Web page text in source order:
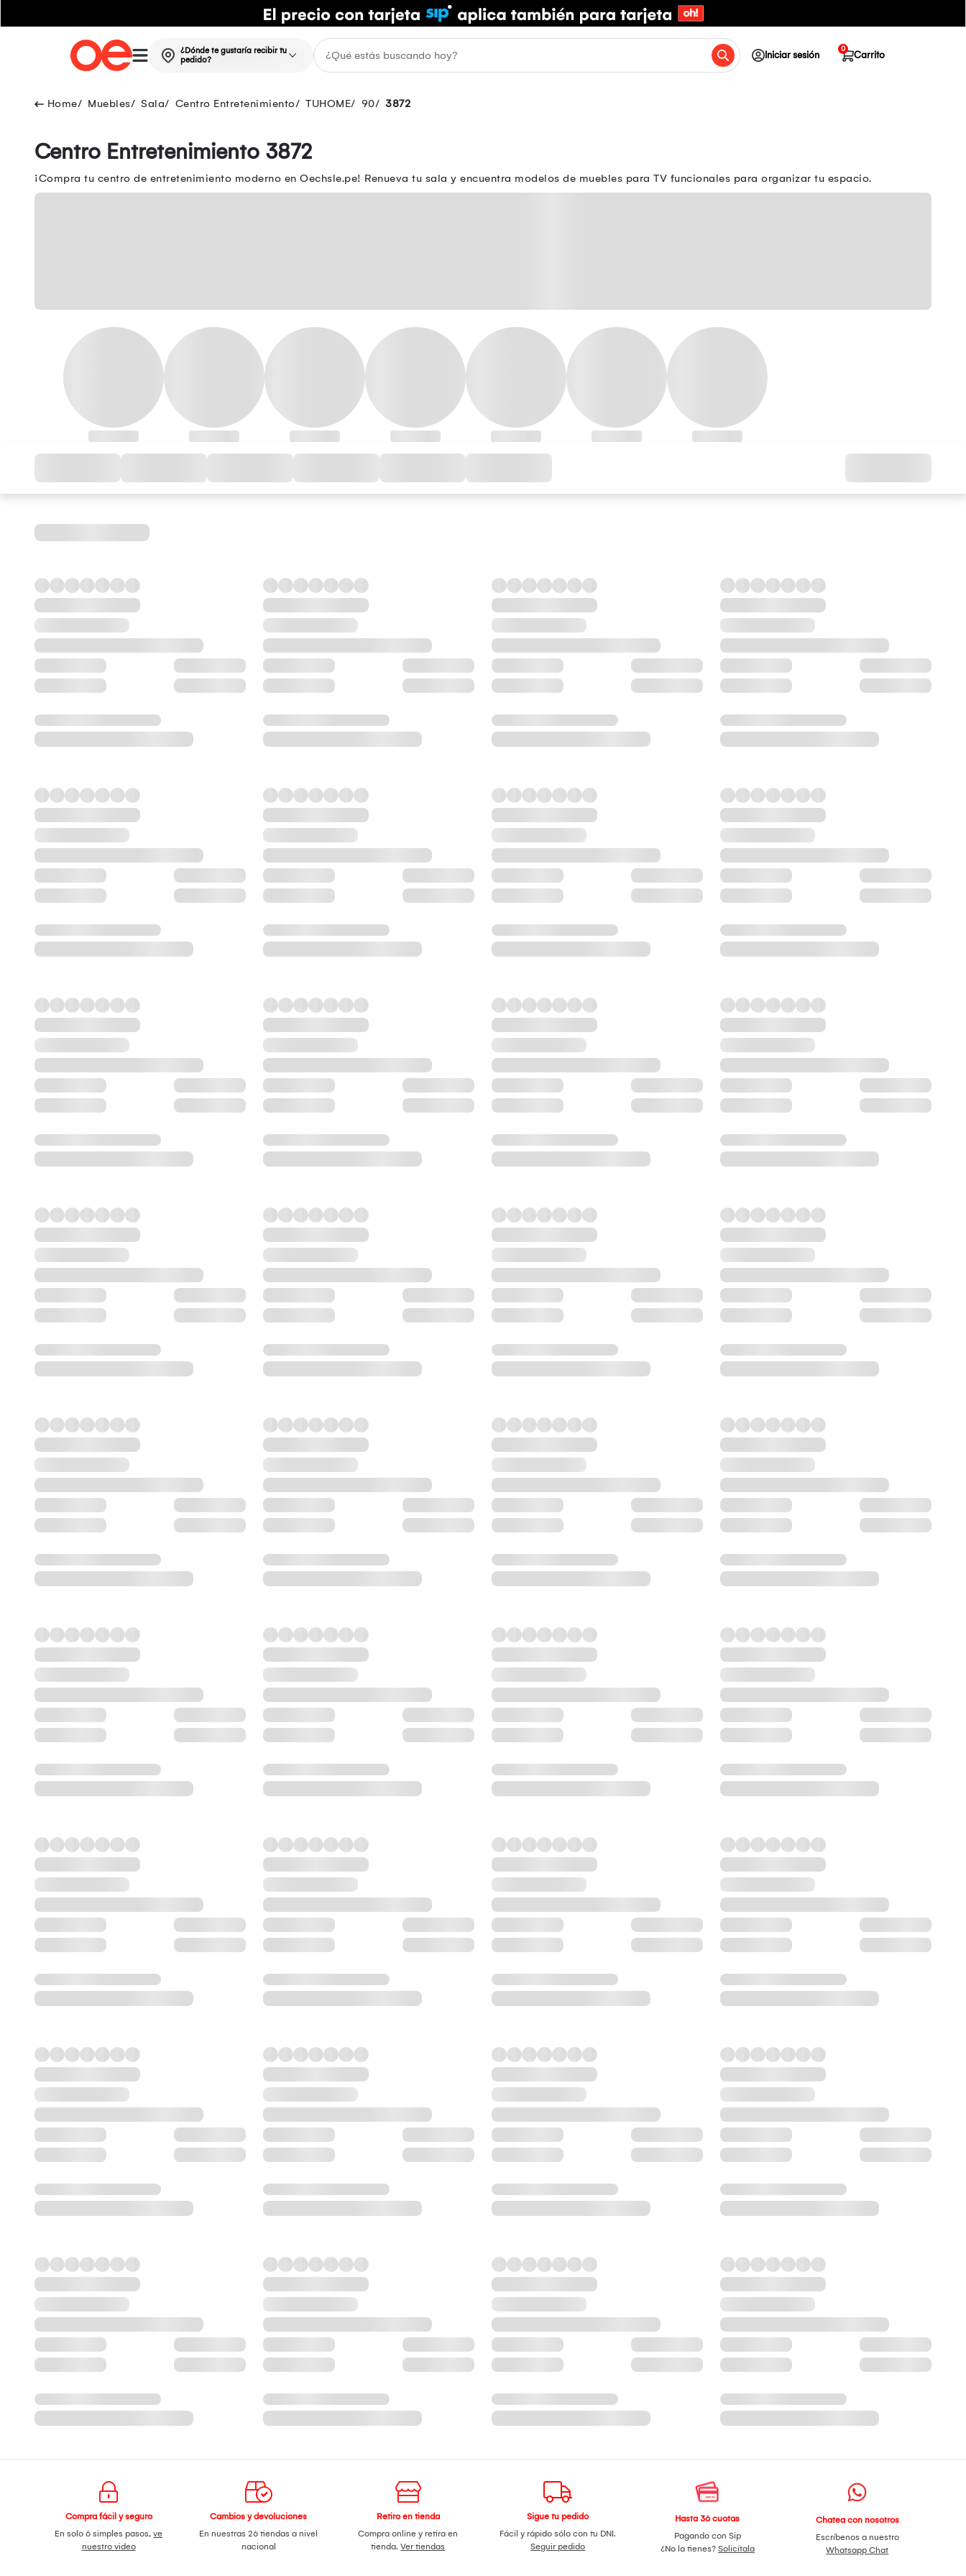
¿Dónde te gustaría recibir tu
pedido?
Iniciar sesión Carrito
0
Muebles Sala Centro Entretenimiento TUHOME 90 3872
Centro Entretenimiento 3872
¡Compra tu centro de entretenimiento moderno en Oechsle.pe! Renueva tu sala y encuentra modelos de muebles para TV funcionales para organizar tu espacio.
Compra fácil y seguro
En solo 6 simples pasos,ve
nuestro video
Cambios y devoluciones
En nuestras 26 tiendas a nivel
nacional
Retiro en tienda
Compra online y retira en
tienda.Ver tiendas
Sigue tu pedido
Fácil y rápido sólo con tu DNI.
Seguir pedido
Hasta 36 cuotas
Pagando con Sip
¿No la tienes? Solicítala
Chatea con nosotros
Escríbenos a nuestro
Whatsapp Chat